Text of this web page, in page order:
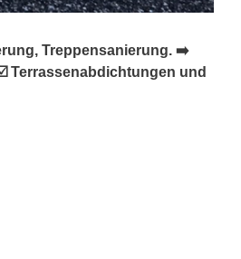
Treppensanierung. ➡️
Terrassenabdichtungen und